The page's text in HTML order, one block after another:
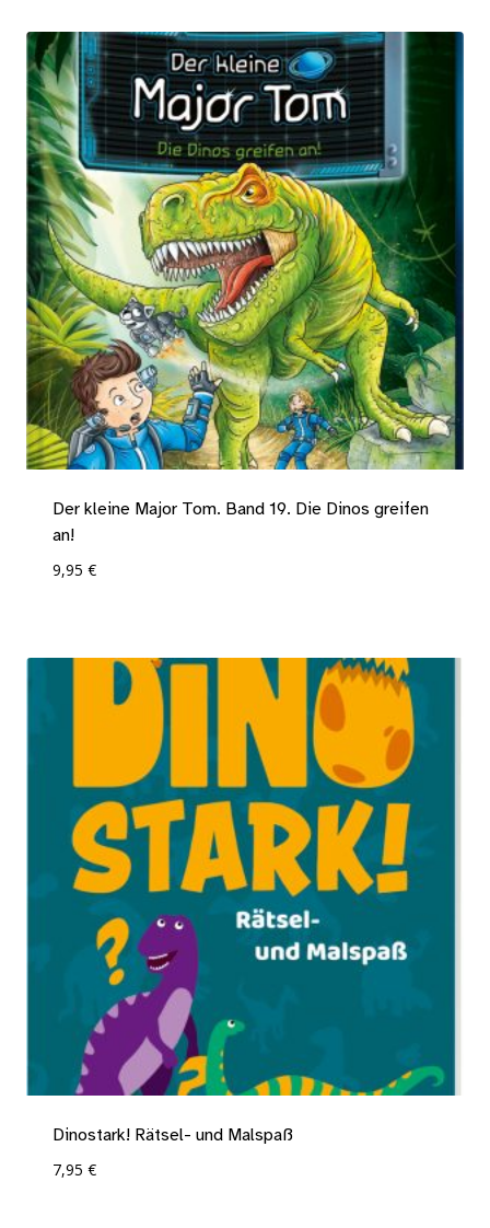
Der kleine Major Tom. Band 19. Die Dinos greifen
an!
9,95 €
Dinostark! Rätsel- und Malspaß
7,95 €